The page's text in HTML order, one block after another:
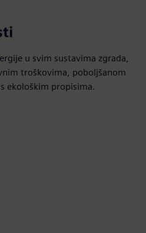
u svim sustavima zgrada,
troškovima, poboljšanom
ekološkim propisima.